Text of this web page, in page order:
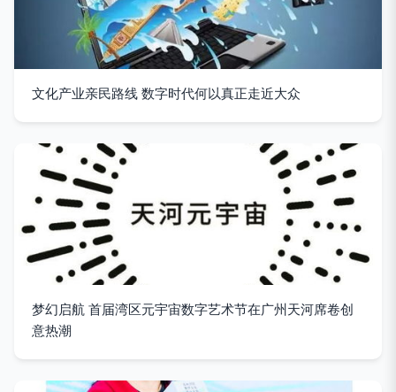
文化产业亲民路线 数字时代何以真正走近大众
梦幻启航 首届湾区元宇宙数字艺术节在广州天河席卷创
意热潮